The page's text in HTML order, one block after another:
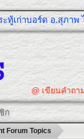
ะทู้เก่าบอร์ด อ.สุภาพ
@ เขียนคำถาม
ก
Forum Topics